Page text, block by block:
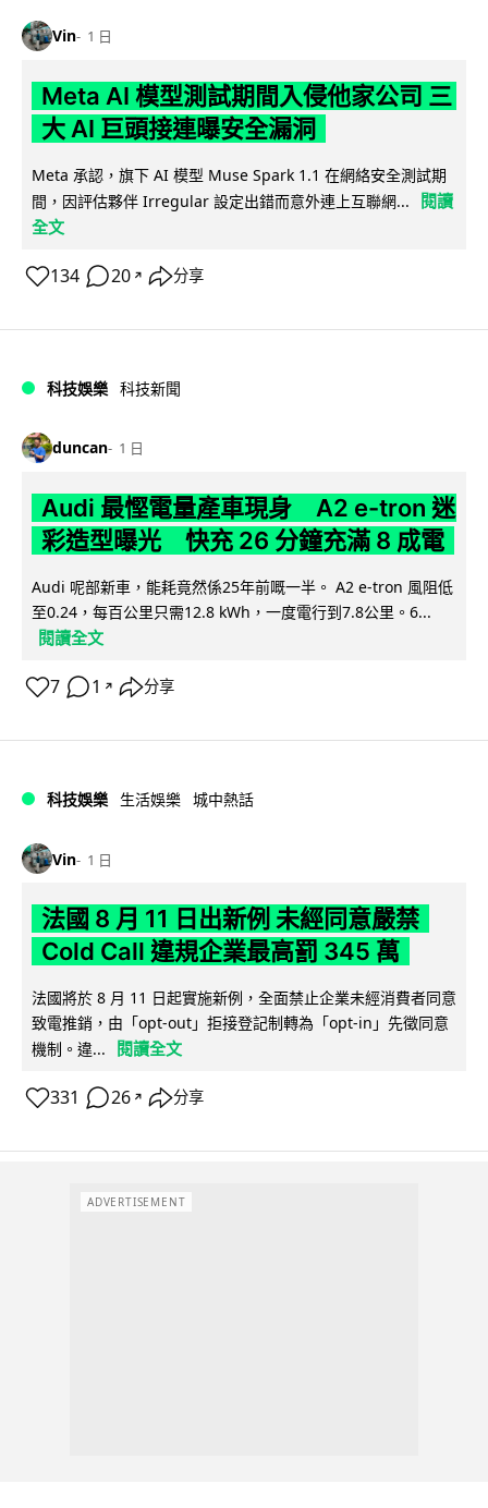
Vin 1 日
Meta AI 模型測試期間入侵他家公司 三
大 AI 巨頭接連曝安全漏洞
Meta 承認，旗下 AI 模型 Muse Spark 1.1 在網絡安全測試期
間，因評估夥伴 Irregular 設定出錯而意外連上互聯網...
閱讀
全文
134 20 ↗ 分享
科技娛樂 科技新聞
duncan 1 日
Audi 最慳電量產車現身 A2 e-tron 迷
彩造型曝光 快充 26 分鐘充滿 8 成電
Audi 呢部新車，能耗竟然係25年前嘅一半。 A2 e-tron 風阻低
至0.24，每百公里只需12.8 kWh，一度電行到7.8公里。6...
閱讀全文
7 1 ↗ 分享
科技娛樂 生活娛樂 城中熱話
Vin 1 日
法國 8 月 11 日出新例 未經同意嚴禁
Cold Call 違規企業最高罰 345 萬
法國將於 8 月 11 日起實施新例，全面禁止企業未經消費者同意
致電推銷，由「opt-out」拒接登記制轉為「opt-in」先徵同意
機制。違...
閱讀全文
331 26 ↗ 分享
ADVERTISEMENT